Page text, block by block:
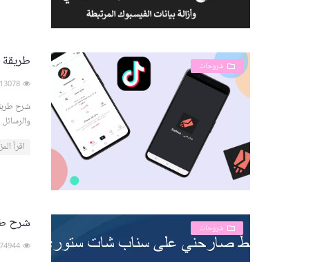
شروحات
شرح
اقرأ
شروحات شرح